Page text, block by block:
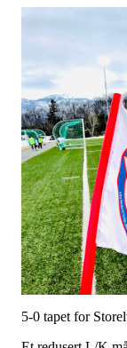
5-0 tapet for